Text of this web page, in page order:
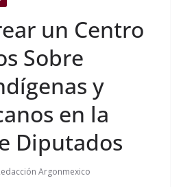
un Centro
Sobre
y
en la
Diputados
Argonmexico